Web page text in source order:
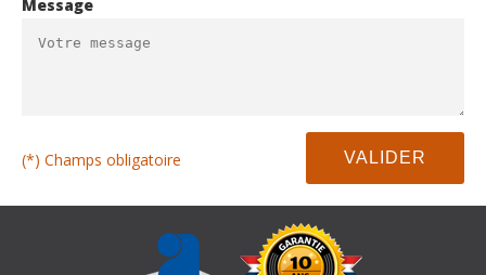
Message
(*) Champs obligatoire